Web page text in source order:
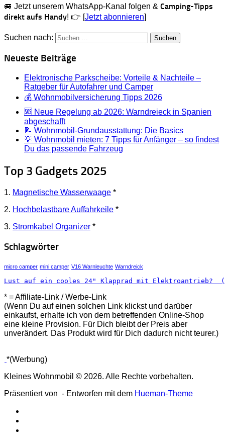
🚐 Jetzt unserem WhatsApp-Kanal folgen & Camping-Tipps
direkt aufs Handy! 👉 [Jetzt abonnieren]
Suchen nach:
Neueste Beiträge
Elektronische Parkscheibe: Vorteile & Nachteile –
Ratgeber für Autofahrer und Camper
💰 Wohnmobilversicherung Tipps 2026
🆘 Neue Regelung ab 2026: Warndreieck in Spanien
abgeschafft
📝 Wohnmobil-Grundausstattung: Die Basics
💡 Wohnmobil mieten: 7 Tipps für Anfänger – so findest
Du das passende Fahrzeug
Top 3 Gadgets 2025
1. Magnetische Wasserwaage *
2. Hochbelastbare Auffahrkeile *
3. Stromkabel Organizer *
Schlagwörter
micro camper mini camper V16 Warnleuchte Warndreick
Lust auf ein cooles 24" Klapprad mit Elektroantrieb?
* = Affiliate-Link / Werbe-Link
(Wenn Du auf einen solchen Link klickst und darüber
einkaufst, erhalte ich von dem betreffenden Online-Shop
eine kleine Provision. Für Dich bleibt der Preis aber
unverändert. Das Produkt wird für Dich dadurch nicht teurer.)
*(Werbung)
Kleines Wohnmobil © 2026. Alle Rechte vorbehalten.
Präsentiert von - Entworfen mit dem Hueman-Theme